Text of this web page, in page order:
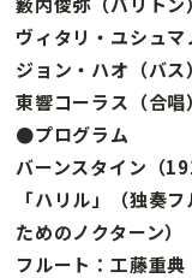
ヴィタリ・ユシュマ
ジョン・ハオ（バス）
東響コーラス（合唱）
●プログラム
バーンスタイン（
「ハリル」（独奏
ためのノクターン）
フルート：工藤重典